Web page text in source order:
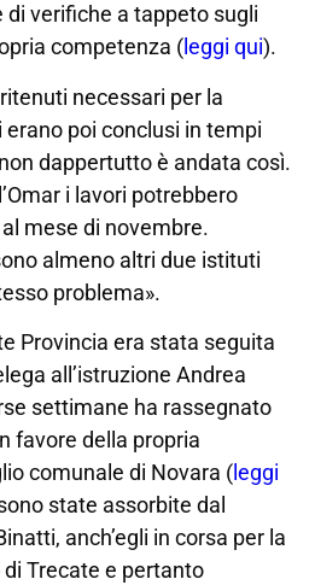
di verifiche a tappeto sugli
competenza (leggi qui).
necessari per la
poi conclusi in tempi
dappertutto è andata così.
i lavori potrebbero
mese di novembre.
almeno altri due istituti
problema».
Provincia era stata seguita
all’istruzione Andrea
settimane ha rassegnato
favore della propria
comunale di Novara (leggi
state assorbite dal
anch’egli in corsa per la
Trecate e pertanto